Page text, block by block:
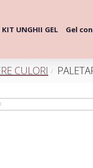
KIT UNGHII GEL Gel
CULORI